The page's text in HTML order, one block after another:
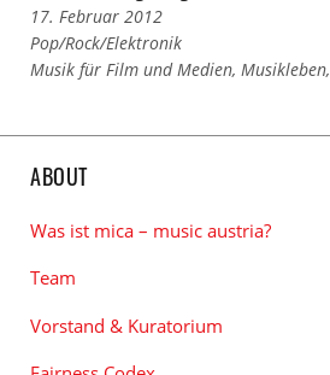
17. Februar 2012
Links
zu
Pop/Rock/Elektronik
Links
Musik für Film und Medien, Musikleben,
ABOUT
Was ist mica – music austria?
Team
Vorstand & Kuratorium